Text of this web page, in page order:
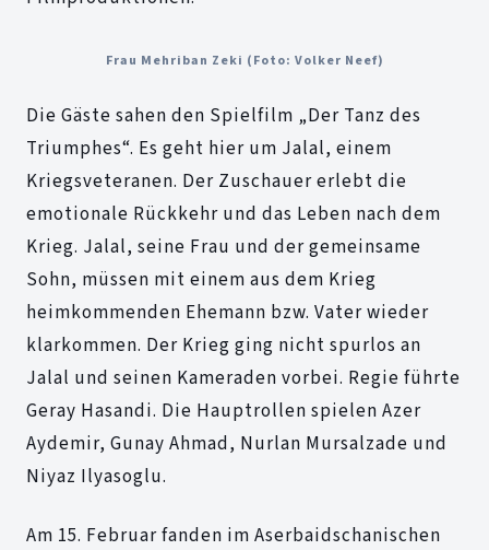
Frau Mehriban Zeki (Foto: Volker Neef)
Die Gäste sahen den Spielfilm „Der Tanz des
Triumphes“. Es geht hier um Jalal, einem
Kriegsveteranen. Der Zuschauer erlebt die
emotionale Rückkehr und das Leben nach dem
Krieg. Jalal, seine Frau und der gemeinsame
Sohn, müssen mit einem aus dem Krieg
heimkommenden Ehemann bzw. Vater wieder
klarkommen. Der Krieg ging nicht spurlos an
Jalal und seinen Kameraden vorbei. Regie führte
Geray Hasandi. Die Hauptrollen spielen Azer
Aydemir, Gunay Ahmad, Nurlan Mursalzade und
Niyaz Ilyasoglu.
Am 15. Februar fanden im Aserbaidschanischen